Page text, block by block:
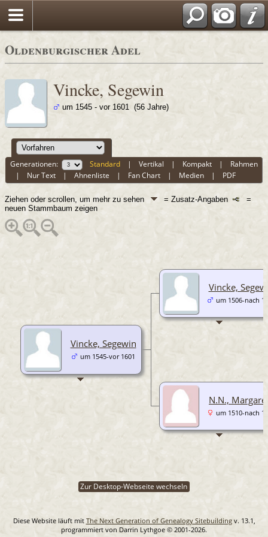
Oldenburgischer Adel
Vincke, Segewin
um 1545 - vor 1601 (56 Jahre)
Generationen: Standard |Vertikal | Kompakt | Rahmen
| Nur Text |Ahnenliste | Fan Chart | Medien | PDF
Ziehen oder scrollen, um mehr zu sehen = Zusatz-Angaben
=
neuen Stammbaum zeigen
Vincke, Segewin
um 1545-vor 1601
Vincke,
um 1506-nach
N.N.,
um 1510-nach
Zur Desktop-Webseite wechseln
Diese Website läuft mit The Next Generation of Genealogy Sitebuildingv. 13.1,
programmiert von Darrin Lythgoe © 2001-2026.